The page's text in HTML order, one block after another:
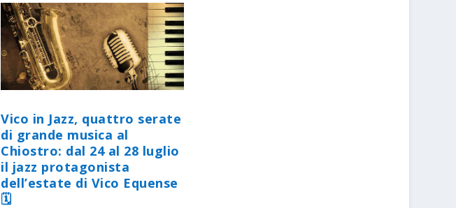
Vico in Jazz, quattro serate
di grande musica al
Chiostro: dal 24 al 28 luglio
il jazz protagonista
dell’estate di Vico Equense
🗓